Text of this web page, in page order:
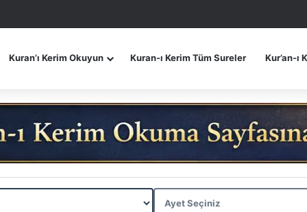
Kuran’ı Kerim Okuyun Kuran-ı Kerim Tüm Sureler Kur’an-ı